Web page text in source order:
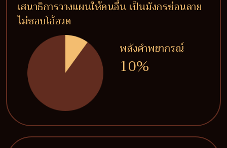
เสนาธิการวางแผนให้คนอื่น เป็นมังกรซ่อนลาย
ไม่ชอบโอ้อวด
พลังคำพยากรณ์
10%